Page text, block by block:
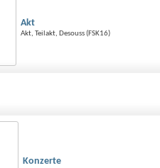
Akt
Akt, Teilakt, Desouss (FSK16)
Konzerte